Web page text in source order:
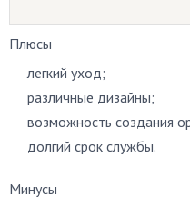
Плюсы
легкий уход;
различные дизайны;
возможность создания
долгий срок службы.
Минусы